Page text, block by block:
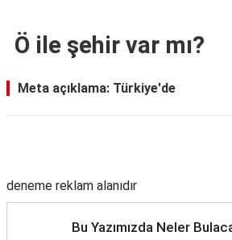
Ö ile şehir var mı?
Meta açıklama: Türkiye'de
deneme reklam alanıdır
Bu Yazımızda Neler